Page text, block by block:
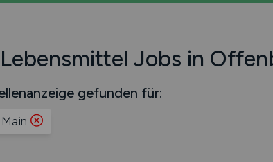
Jobs in
gefunden für: